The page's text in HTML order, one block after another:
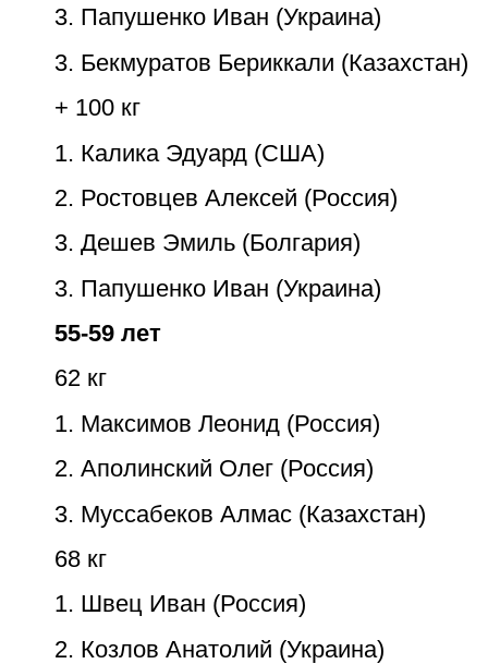
3. Папушенко Иван (Украина)
3. Бекмуратов Бериккали (Казахстан)
+ 100 кг
1. Калика Эдуард (США)
2. Ростовцев Алексей (Россия)
3. Дешев Эмиль (Болгария)
3. Папушенко Иван (Украина)
55-59 лет
62 кг
1. Максимов Леонид (Россия)
2. Аполинский Олег (Россия)
3. Муссабеков Алмас (Казахстан)
68 кг
1. Швец Иван (Россия)
2. Козлов Анатолий (Украина)